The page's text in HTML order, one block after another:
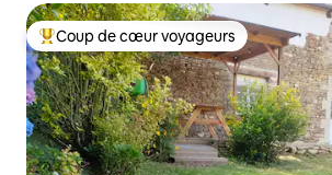
Coups de cœur voyageurs les plus
Coup de cœur voyageurs